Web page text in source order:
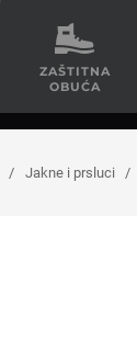
ZAŠTITNA
OBUĆA
/ Jakne i prsluci /